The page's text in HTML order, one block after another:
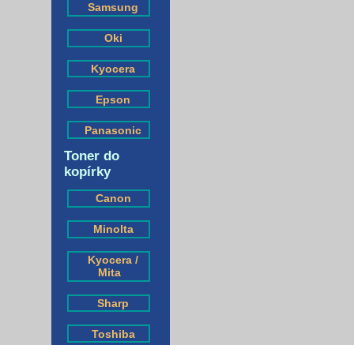
Samsung
Oki
Kyocera
Epson
Panasonic
Toner do
kopírky
Canon
Minolta
Kyocera /
Mita
Sharp
Toshiba